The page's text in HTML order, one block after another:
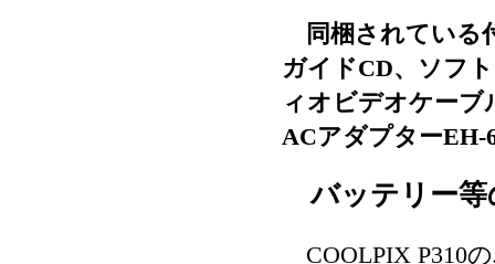
同梱されている
ガイドCD、ソフ
ィオビデオケーブ
ACアダプターEH-
バッテリー等
COOLPIX P310